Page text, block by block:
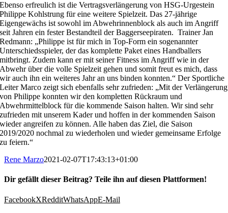
Ebenso erfreulich ist die Vertragsverlängerung von HSG-Urgestein
Philippe Kohlstrung für eine weitere Spielzeit. Das 27-jährige
Eigengewächs ist sowohl im Abwehrinnenblock als auch im Angriff
seit Jahren ein fester Bestandteil der Baggerseepiraten. Trainer Jan
Redmann: „Philippe ist für mich in Top-Form ein sogenannter
Unterschiedsspieler, der das komplette Paket eines Handballers
mitbringt. Zudem kann er mit seiner Fitness im Angriff wie in der
Abwehr über die volle Spielzeit gehen und somit freut es mich, dass
wir auch ihn ein weiteres Jahr an uns binden konnten.“ Der Sportliche
Leiter Marco zeigt sich ebenfalls sehr zufrieden: „Mit der Verlängerung
von Philippe konnten wir den kompletten Rückraum und
Abwehrmittelblock für die kommende Saison halten. Wir sind sehr
zufrieden mit unserem Kader und hoffen in der kommenden Saison
wieder angreifen zu können. Alle haben das Ziel, die Saison
2019/2020 nochmal zu wiederholen und wieder gemeinsame Erfolge
zu feiern.“
Rene Marzo2021-02-07T17:43:13+01:00
Dir gefällt dieser Beitrag? Teile ihn auf diesen Plattformen!
FacebookXRedditWhatsAppE-Mail